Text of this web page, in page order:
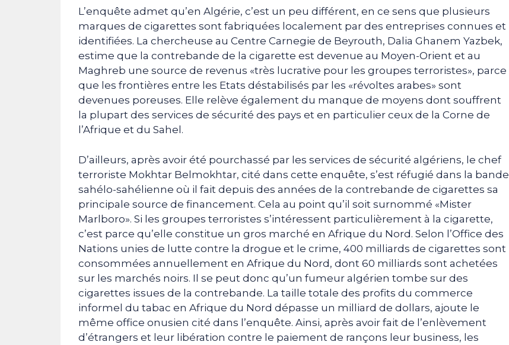
L’enquête admet qu’en Algérie, c’est un peu différent, en ce sens que plusieurs
marques de cigarettes sont fabriquées localement par des entreprises connues et
identifiées. La chercheuse au Centre Carnegie de Beyrouth, Dalia Ghanem Yazbek,
estime que la contrebande de la cigarette est devenue au Moyen-Orient et au
Maghreb une source de revenus «très lucrative pour les groupes terroristes», parce
que les frontières entre les Etats déstabilisés par les «révoltes arabes» sont
devenues poreuses. Elle relève également du manque de moyens dont souffrent
la plupart des services de sécurité des pays et en particulier ceux de la Corne de
l’Afrique et du Sahel.
D’ailleurs, après avoir été pourchassé par les services de sécurité algériens, le chef
terroriste Mokhtar Belmokhtar, cité dans cette enquête, s’est réfugié dans la bande
sahélo-sahélienne où il fait depuis des années de la contrebande de cigarettes sa
principale source de financement. Cela au point qu’il soit surnommé «Mister
Marlboro». Si les groupes terroristes s’intéressent particulièrement à la cigarette,
c’est parce qu’elle constitue un gros marché en Afrique du Nord. Selon l’Office des
Nations unies de lutte contre la drogue et le crime, 400 milliards de cigarettes sont
consommées annuellement en Afrique du Nord, dont 60 milliards sont achetées
sur les marchés noirs. Il se peut donc qu’un fumeur algérien tombe sur des
cigarettes issues de la contrebande. La taille totale des profits du commerce
informel du tabac en Afrique du Nord dépasse un milliard de dollars, ajoute le
même office onusien cité dans l’enquête. Ainsi, après avoir fait de l’enlèvement
d’étrangers et leur libération contre le paiement de rançons leur business, les